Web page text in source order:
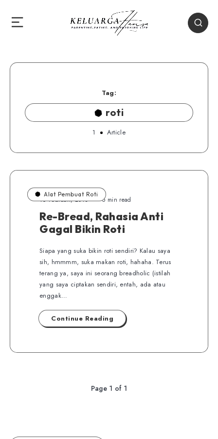
Tag:
roti
1 Article
Alat Pembuat Roti
16 Februari, 2018 5 min read
Re-Bread, Rahasia Anti
Gagal Bikin Roti
Siapa yang suka bikin roti sendiri? Kalau saya
sih, hmmmm, suka makan roti, hahaha. Terus
terang ya, saya ini seorang breadholic (istilah
yang saya ciptakan sendiri, entah, ada atau
enggak…
Continue Reading
Page 1 of 1